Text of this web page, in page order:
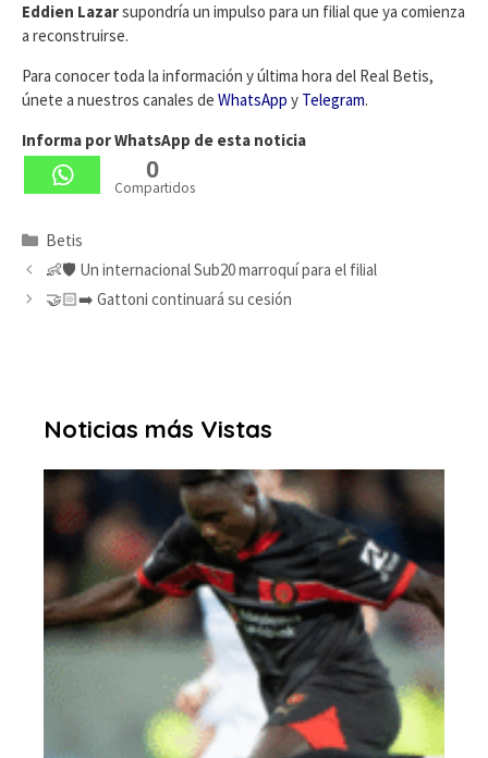
Eddien Lazarsupondría un impulso para un filial que ya comienza
a reconstruirse.
Para conocer toda la información y última hora del Real Betis,
únete a nuestros canales de WhatsApp y Telegram.
Informa por WhatsApp de esta noticia
0
Compartidos
Categorías
Betis
👶🛡️ Un internacional Sub20 marroquí para el filial
🤝🏻➡️ Gattoni continuará su cesión
Noticias más Vistas